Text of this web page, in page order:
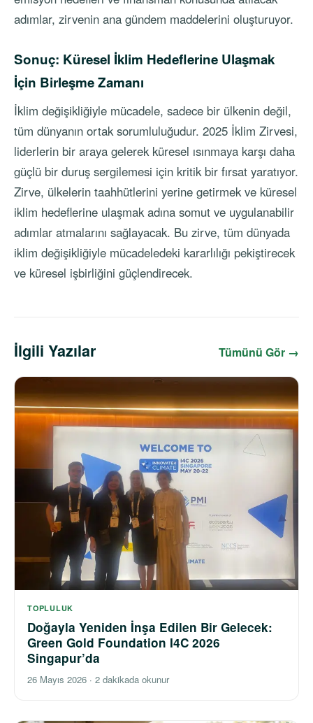
adımlar, zirvenin ana gündem maddelerini oluşturuyor.
Sonuç: Küresel İklim Hedeflerine Ulaşmak
İçin Birleşme Zamanı
İklim değişikliğiyle mücadele, sadece bir ülkenin değil,
tüm dünyanın ortak sorumluluğudur. 2025 İklim Zirvesi,
liderlerin bir araya gelerek küresel ısınmaya karşı daha
güçlü bir duruş sergilemesi için kritik bir fırsat yaratıyor.
Zirve, ülkelerin taahhütlerini yerine getirmek ve küresel
iklim hedeflerine ulaşmak adına somut ve uygulanabilir
adımlar atmalarını sağlayacak. Bu zirve, tüm dünyada
iklim değişikliğiyle mücadeledeki kararlılığı pekiştirecek
ve küresel işbirliğini güçlendirecek.
İlgili Yazılar Tümünü Gör →
TOPLULUK
Doğayla Yeniden İnşa Edilen Bir Gelecek:
Green Gold Foundation I4C 2026
Singapur’da
26 Mayıs 2026 · 2 dakikada okunur